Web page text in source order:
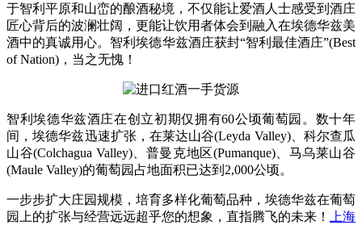
于智利平原和山峦的酿酒秘境，不仅能让爱酒人士感受到酒庄
匠心背后的波澜壮阔，更能让饮用者体会到融入在埃德华兹美
酒中的真诚用心。 智利埃德华兹酒庄获封“智利最佳酒庄”(Best
of Nation)，当之无愧！
智利埃德华兹酒庄在创立初期仅拥有60公顷葡萄园。数十年
间，埃德华兹迅速扩张，在莱达山谷(Leyda Valley)、科尔查瓜
山谷(Colchagua Valley)、普曼克地区(Pumanque)、马乌莱山谷
(Maule Valley)的葡萄园占地面积已达到2,000公顷。
一步步扩大庄园规模，培育多样化葡萄品种，埃德华兹在葡萄
园上的扩张与经营远远超乎您的想象，直指腾飞的未来！
上海